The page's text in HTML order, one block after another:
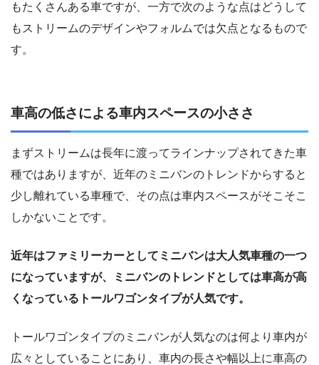
もたくさんある車ですが、一方で次のような点はどうして
もストリームのデザインやフォルムでは欠点となるもので
す。
車高の低さによる車内スペースの小ささ
まずストリームは長年に渡ってラインナップされてきた車
種ではありますが、近年のミニバンのトレンドからすると
少し離れている車種で、その点は車内スペースがそこそこ
しかないことです。
近年はファミリーカーとしてミニバンは大人気車種の一つ
になっていますが、ミニバンのトレンドとしては車高が高
くなっているトールワゴンタイプが人気です。
トールワゴンタイプのミニバンが人気なのは何より車内が
広々としていることにあり、車内の長さや幅以上に車高の